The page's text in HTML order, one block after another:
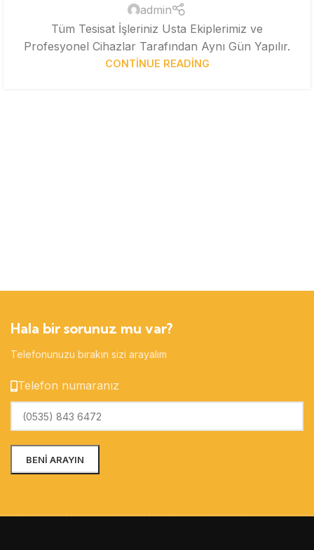
admin
Tüm Tesisat İşleriniz Usta Ekiplerimiz ve
Profesyonel Cihazlar Tarafından Aynı Gün Yapılır.
CONTINUE READING
Hala bir sorunuz mu var?
Telefonunuzu bırakın sizi arayalım
Telefon numaranız